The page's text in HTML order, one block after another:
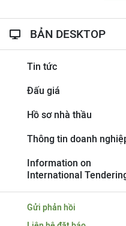
BẢN DESKTOP
Tin tức
Đấu giá
Hồ sơ nhà thầu
Thông tin doanh
Information on
International
Gửi phản hồi